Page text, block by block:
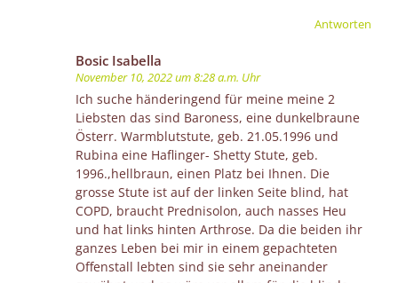
Antworten
Bosic Isabella
November 10, 2022 um 8:28 a.m. Uhr
Ich suche händeringend für meine meine 2
Liebsten das sind Baroness, eine dunkelbraune
Österr. Warmblutstute, geb. 21.05.1996 und
Rubina eine Haflinger- Shetty Stute, geb.
1996.,hellbraun, einen Platz bei Ihnen. Die
grosse Stute ist auf der linken Seite blind, hat
COPD, braucht Prednisolon, auch nasses Heu
und hat links hinten Arthrose. Da die beiden ihr
ganzes Leben bei mir in einem gepachteten
Offenstall lebten sind sie sehr aneinander